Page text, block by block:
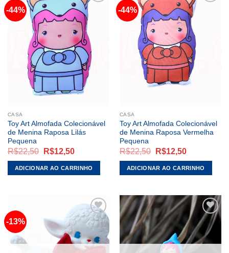
-44%
ADICIONAR
A LISTA DE
DESEJOS
CASA
Toy Art Almofada Colecionável
de Menina Raposa Lilás
Pequena
R$22,50 O
preço
original
era:
R$12,50O
preço
atual
é:
ADICIONAR AO CARRINHO
-44%
ADICIONAR
A LISTA DE
DESEJOS
CASA
Toy Art Almofada Colecionável
de Menina Raposa Vermelha
Pequena
R$22,50 O
preço
original
era:
R$12,50O
preço
atual
é:
ADICIONAR AO CARRINHO
-13%
ADICIONAR
A LISTA DE
ADICIONAR
A LISTA DE